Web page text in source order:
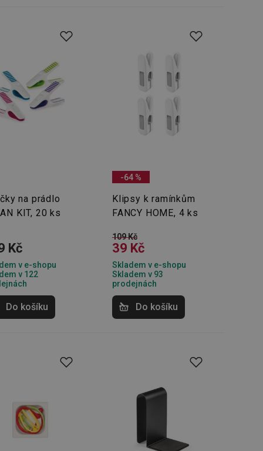
na prádlo
KIT, 20 ks
Kč
v e-shopu
v 122
Do košíku
-64 %
Klipsy k ramínkům
FANCY HOME, 4 ks
109 Kč
39 Kč
Skladem v e-shopu
Skladem v 93
prodejnách
Do košíku
uživatele
zlepšení
konkrétnímu
na několika
výkon v
Používá
zařízení, která
a zlepšila
cílem je
o chování
cílem je
prohlížení
údajů
webových
obsahu nebo
údaje.